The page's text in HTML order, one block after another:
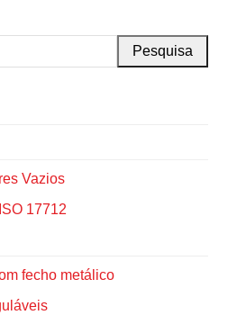
Pesquisa
Vazios
17712
fecho metálico